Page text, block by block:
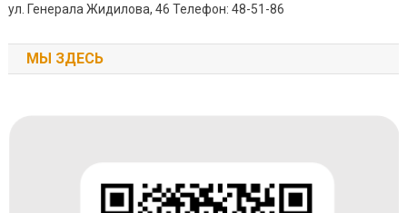
ул. Генерала Жидилова, 46 Телефон: 48-51-86
МЫ ЗДЕСЬ